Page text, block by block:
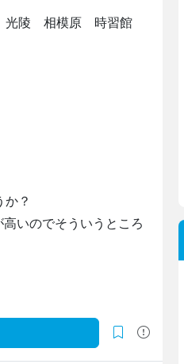
陵 相模原 時習館
か？
いのでそういうところ